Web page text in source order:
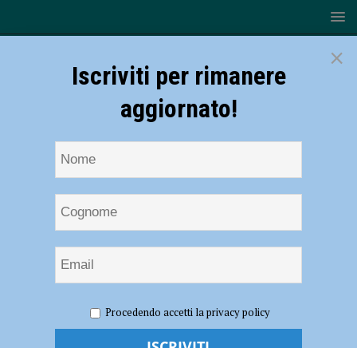
di Castel San Giovanni, Lino Anelli: “Petizione per dire no al presidio di
comunità, raccolte già 300 firme” – AUDIO
×
Iscriviti per rimanere
aggiornato!
Procedendo accetti la privacy policy